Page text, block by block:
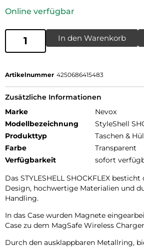
Online verfügbar
In den Warenkorb
Artikelnummer 4250686415483
Zusätzliche Informationen
Marke
Nevox
Modellbezeichnung
StyleShell
Produkttyp
Taschen &
Farbe
Transparent
Verfügbarkeit
sofort
Das STYLESHELL SHOCKFLEX
Design, hochwertige Materialien und
Handling.
In das Case wurden Magnete
Case zu dem MagSafe Wireless
Durch den ausklappbaren Metallring,